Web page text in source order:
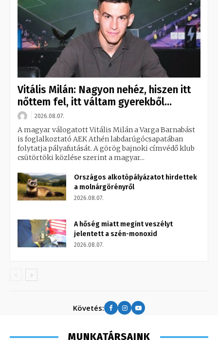
Vitális Milán: Nagyon nehéz, hiszen itt
nőttem fel, itt váltam gyerekből...
2026.08.07.
A magyar válogatott Vitális Milán a Varga Barnabást
is foglalkoztató AEK Athén labdarúgócsapatában
folytatja pályafutását. A görög bajnoki címvédő klub
csütörtöki közlése szerint a magyar...
Országos alkotópályázatot hirdettek
a molnárgörényről
2026.08.07.
A hőség miatt megint veszélyt
jelentett a szén-monoxid
2026.08.07.
Követés:
MUNKATÁRSAINK